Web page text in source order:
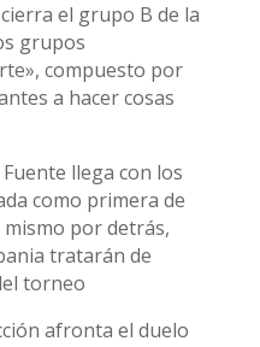
el grupo B de la
grupos
compuesto por
a hacer cosas
llega con los
como primera de
por detrás,
tratarán de
torneo
afronta el duelo